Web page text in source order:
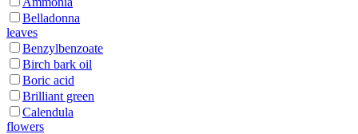
Belladonna
leaves
Benzylbenzoate
Birch bark oil
Boric acid
Brilliant green
Calendula
flowers